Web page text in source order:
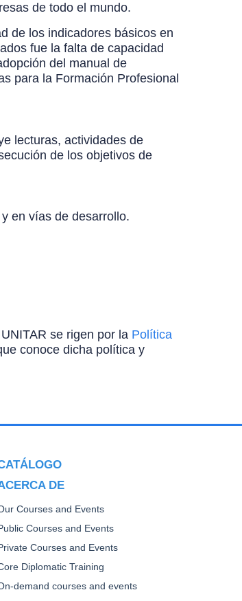
de todo el mundo.
de los indicadores básicos en
fue la falta de capacidad
del manual de
para la Formación Profesional
lecturas, actividades de
de los objetivos de
en vías de desarrollo.
se rigen por la Política
conoce dicha política y
DE
Courses and Events
Courses and Events
Courses and Events
Diplomatic Training
demand courses and events